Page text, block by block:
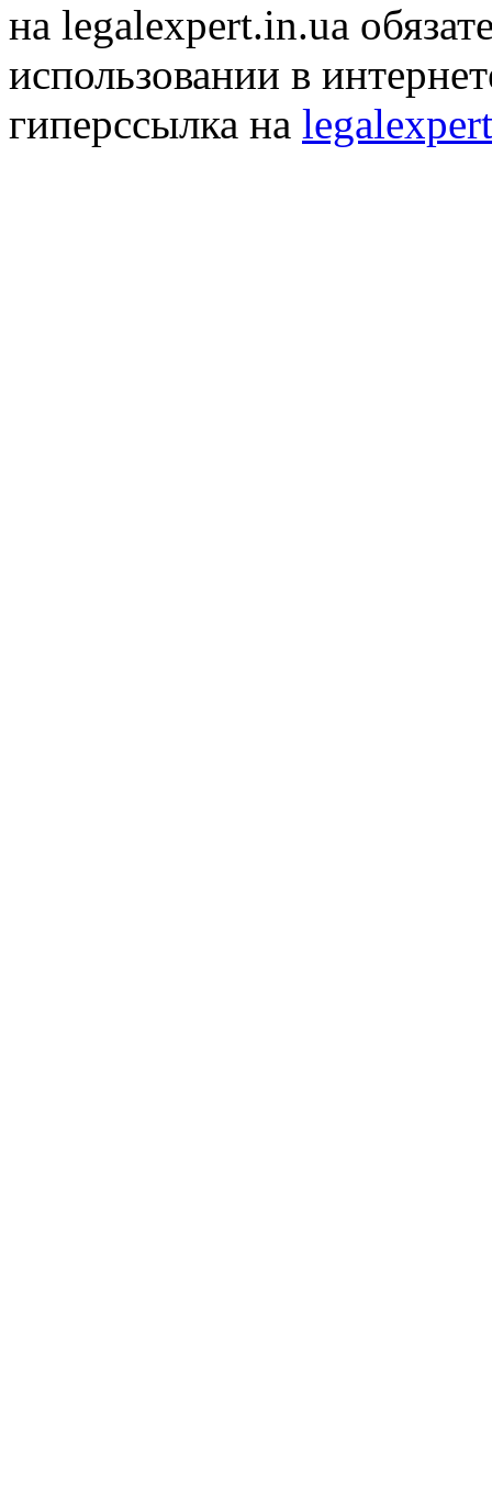
на legalexpert.in.ua
использовании в
гиперссылка на